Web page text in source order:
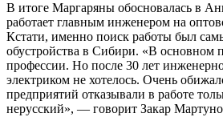
В итоге Маргаряны обосновалась в
работает главным инженером на
Кстати, именно поиск работы был
обустройства в Сибири. «В основном
профессии. Но после 30 лет
электриком не хотелось. Очень
предприятий отказывали в работе
нерусский», — говорит Закар